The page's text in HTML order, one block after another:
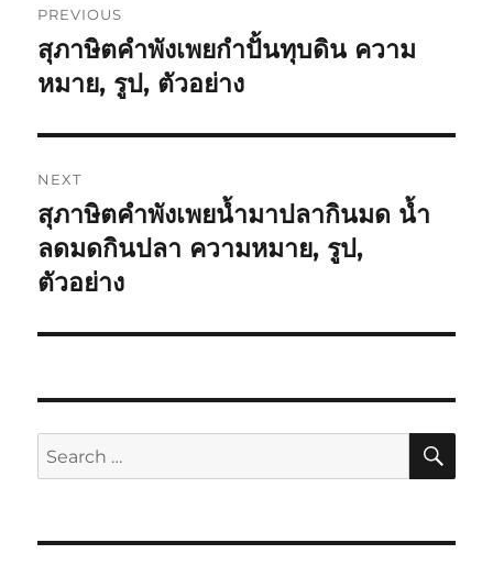
PREVIOUS
สุภาษิตคำพังเพยกำปั้นทุบดิน ความ
หมาย, รูป, ตัวอย่าง
NEXT
สุภาษิตคำพังเพยน้ำมาปลากินมด นํ้า
ลดมดกินปลา ความหมาย, รูป,
ตัวอย่าง